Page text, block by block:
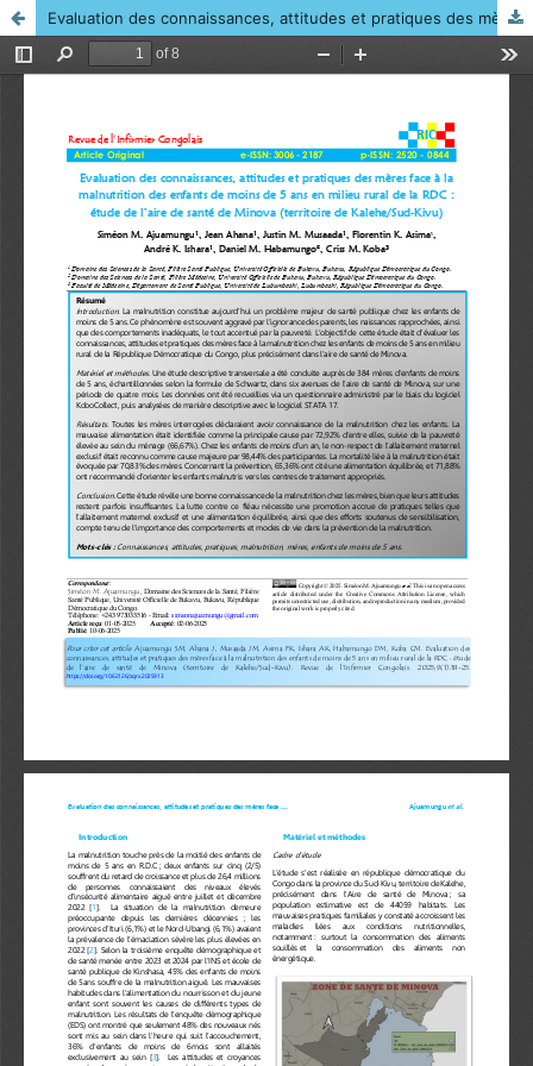
Evaluation des connaissances, attitudes et pratiques des mères face à la malnutrition des enfants de moins de 5 ans en milieu rural de la RDC : étude de l’aire de santé de Minova (territoire de Kalehe/Sud-Kivu)